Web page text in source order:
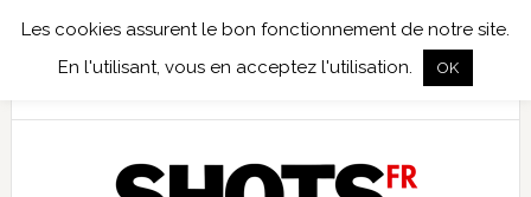
Les cookies assurent le bon fonctionnement de notre site.
En l'utilisant, vous en acceptez l'utilisation.
OK